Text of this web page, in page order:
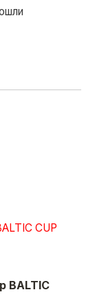
BALTIC